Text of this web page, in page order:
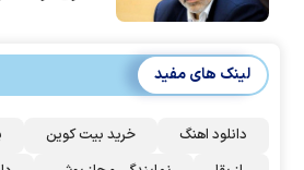
لینک های مفید
دانلود اهنگ خرید بیت کوین